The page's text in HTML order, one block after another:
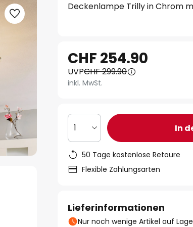
Deckenlampe Trilly in Chrom
CHF 254.90
UVPCHF 299.90
inkl. MwSt.
1 In
50 Tage kostenlose Retoure
Flexible Zahlungsarten
Lieferinformationen
Nur noch wenige Artikel auf